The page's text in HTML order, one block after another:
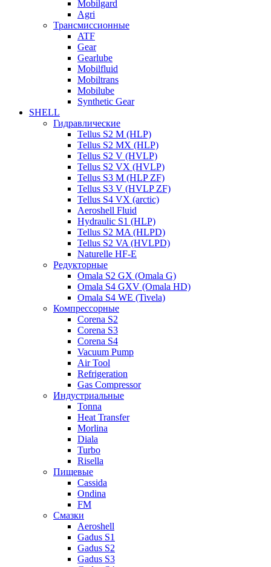
Mobilgard
Agri
Трансмиссионные
ATF
Gear
Gearlube
Mobilfluid
Mobiltrans
Mobilube
Synthetic Gear
SHELL
Гидравлические
Tellus S2 M (HLP)
Tellus S2 MХ (HLP)
Tellus S2 V (HVLP)
Tellus S2 VX (HVLP)
Tellus S3 M (HLP ZF)
Tellus S3 V (HVLP ZF)
Tellus S4 VX (arctic)
Aeroshell Fluid
Hydraulic S1 (HLP)
Tellus S2 MA (HLPD)
Tellus S2 VA (HVLPD)
Naturelle HF-E
Редукторные
Omala S2 GX (Omala G)
Omala S4 GXV (Omala HD)
Omala S4 WE (Tivela)
Компрессорные
Corena S2
Corena S3
Corena S4
Vacuum Pump
Air Tool
Refrigeration
Gas Compressor
Индустриальные
Tonna
Heat Transfer
Morlina
Diala
Turbo
Risella
Пищевые
Cassida
Ondina
FM
Смазки
Aeroshell
Gadus S1
Gadus S2
Gadus S3